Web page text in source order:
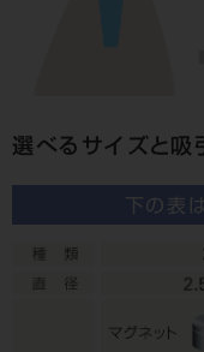
選べるサイズと吸
下の表